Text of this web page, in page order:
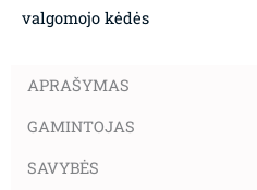
valgomojo kėdės
APRAŠYMAS
GAMINTOJAS
SAVYBĖS